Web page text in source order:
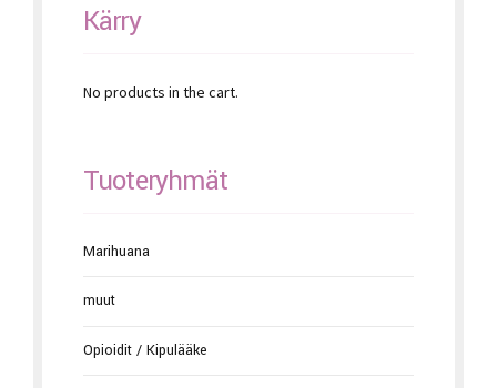
Kärry
No products in the cart.
Tuoteryhmät
Marihuana
muut
Opioidit / Kipulääke